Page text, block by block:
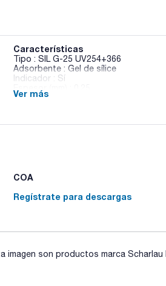
Características
Tipo : SIL G-25 UV254+366
Adsorbente : Gel de sílice
Indicador : Sí
Espesor (mm) : 0,25
Dimensiones (mm) : 100x200
Placas TLC Standard para TLC
Ver más
COA
Regístrate para descargas
imagen son productos marca